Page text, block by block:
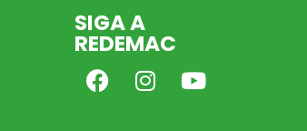
SIGA A
REDEMAC